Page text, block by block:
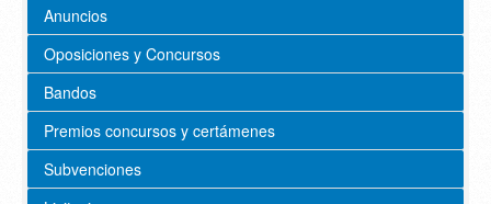
Anuncios
Oposiciones y Concursos
Bandos
Premios concursos y certámenes
Subvenciones